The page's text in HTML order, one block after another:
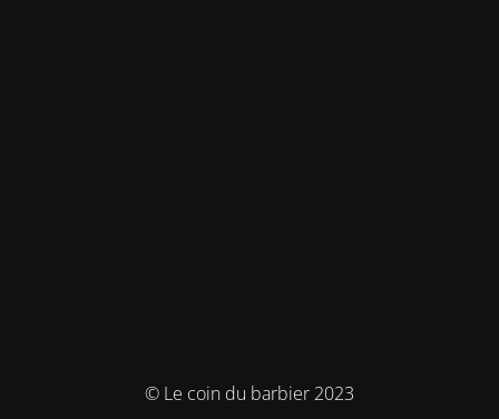
© Le coin du barbier 2023